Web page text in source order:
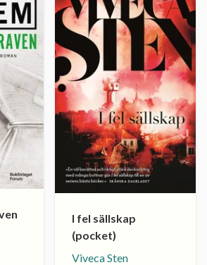
I fel sällskap
(pocket)
Viveca Sten